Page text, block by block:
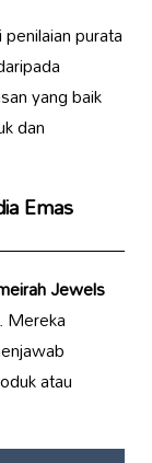
purata
yang baik
dan
Emas
Jewels
Mereka
atau